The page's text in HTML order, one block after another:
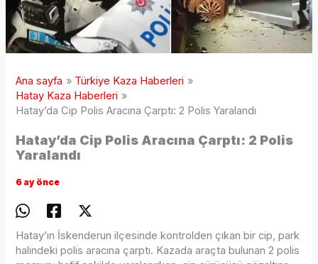
Ana sayfa
Türkiye Kaza Haberleri
Hatay Kaza Haberleri
Hatay’da Cip Polis Aracına Çarptı: 2 Polis Yaralandı
Hatay’da Cip Polis Aracına Çarptı: 2 Polis
Yaralandı
6 ay önce
Hatay’ın İskenderun ilçesinde kontrolden çıkan bir cip, park
halindeki polis aracına çarptı. Kazada araçta bulunan 2 polis